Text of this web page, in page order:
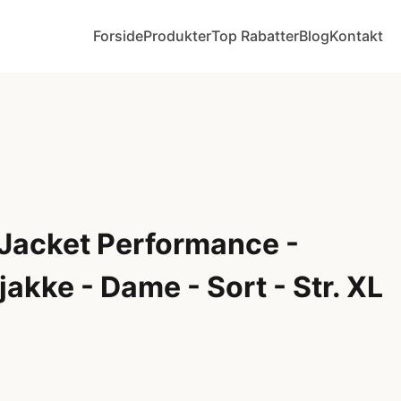
ForsideProdukterTop RabatterBlogKontakt
Performance -
- Dame - Sort - Str. XL